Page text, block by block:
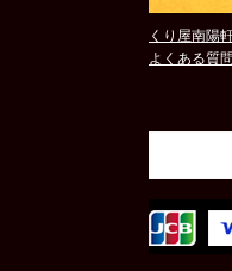
くり屋南陽
よくある質問